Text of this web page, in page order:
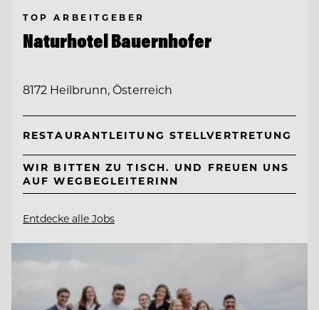
TOP ARBEITGEBER
Naturhotel Bauernhofer
8172 Heilbrunn, Österreich
RESTAURANTLEITUNG STELLVERTRETUNG
WIR BITTEN ZU TISCH. UND FREUEN UNS
AUF WEGBEGLEITERINN
Entdecke alle Jobs